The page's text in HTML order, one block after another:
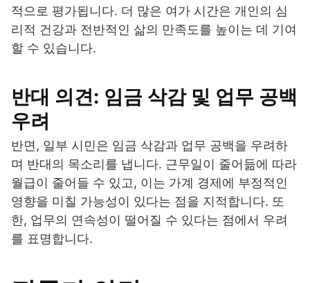
적으로 평가됩니다. 더 많은 여가 시간은 개인의 심
리적 건강과 전반적인 삶의 만족도를 높이는 데 기여
할 수 있습니다.
반대 의견: 임금 삭감 및 업무 공백
우려
반면, 일부 시민은 임금 삭감과 업무 공백을 우려하
며 반대의 목소리를 냅니다. 근무일이 줄어듦에 따라
월급이 줄어들 수 있고, 이는 가계 경제에 부정적인
영향을 미칠 가능성이 있다는 점을 지적합니다. 또
한, 업무의 연속성이 떨어질 수 있다는 점에서 우려
를 표명합니다.